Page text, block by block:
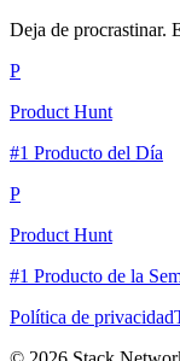
Deja de procrastinar.
P
Product Hunt
#1 Producto del Día
P
Product Hunt
#1 Producto de la
Política de privacidad